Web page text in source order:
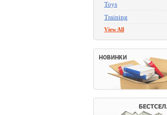
Toys
Training
View All